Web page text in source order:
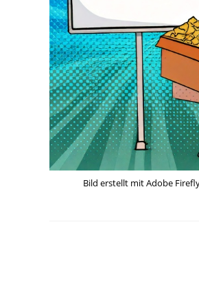
Bild erstellt mit Adobe